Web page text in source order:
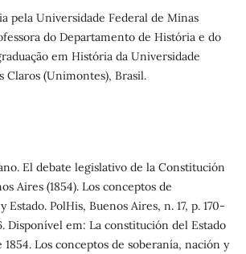
pela Universidade Federal de Minas
do Departamento de História e do
em História da Universidade
Claros (Unimontes), Brasil.
El debate legislativo de la Constitución
Aires (1854). Los conceptos de
Estado. PolHis, Buenos Aires, n. 17, p. 170-
Disponível em: La constitución del Estado
1854. Los conceptos de soberanía, nación y